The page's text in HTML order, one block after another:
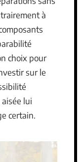
à
choix pour
sur le
lui
certain.